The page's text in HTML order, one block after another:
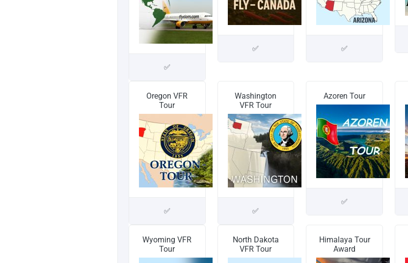
✅
✅ ✅
Oregon VFR
Tour
✅
Washington
VFR Tour
✅
Azoren Tour
✅
Wyoming VFR
Tour
North Dakota
VFR Tour
Himalaya Tour
Award